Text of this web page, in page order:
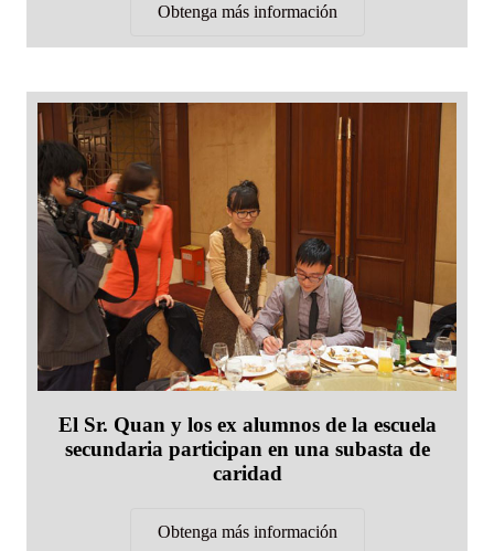
Obtenga más información
El Sr. Quan y los ex alumnos de la escuela
secundaria participan en una subasta de
caridad
Obtenga más información